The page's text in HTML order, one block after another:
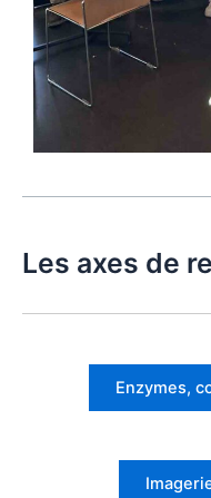
Les axes de
Enzymes,